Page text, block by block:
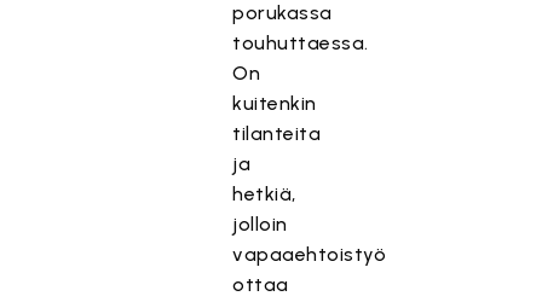
porukassa
touhuttaessa.
On
kuitenkin
tilanteita
ja
hetkiä,
jolloin
vapaaehtoistyö
ottaa